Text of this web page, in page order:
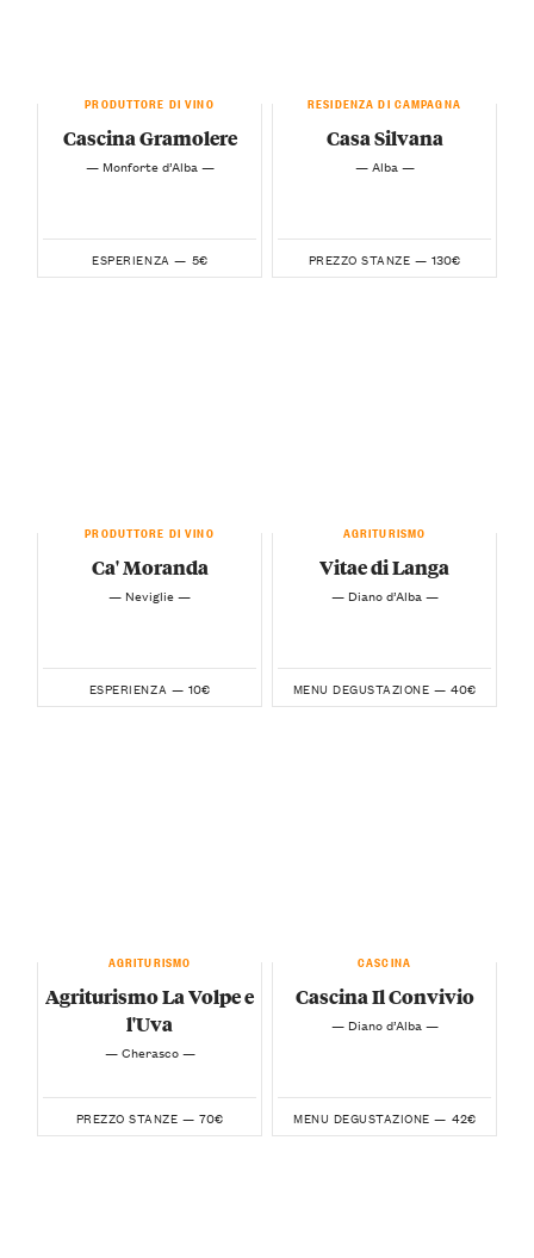
PRODUTTORE DI VINO
Cascina Gramolere
— Monforte d’Alba —
ESPERIENZA — 5€
RESIDENZA DI CAMPAGNA
Casa Silvana
— Alba —
PREZZO STANZE — 130€
PRODUTTORE DI VINO
Ca' Moranda
— Neviglie —
ESPERIENZA — 10€
AGRITURISMO
Vitae di Langa
— Diano d’Alba —
MENU DEGUSTAZIONE — 40€
AGRITURISMO
Agriturismo La Volpe e
l'Uva
— Cherasco —
PREZZO STANZE — 70€
CASCINA
Cascina Il Convivio
— Diano d’Alba —
MENU DEGUSTAZIONE — 42€